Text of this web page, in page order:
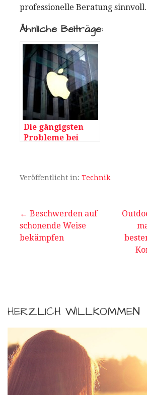
professionelle Beratung sinnvoll.
Ähnliche Beiträge:
Die gängigsten
Probleme bei
Veröffentlicht in: Technik
Beitragsnavigation
← Beschwerden auf
schonende Weise
bekämpfen
HERZLICH WILLKOMMEN